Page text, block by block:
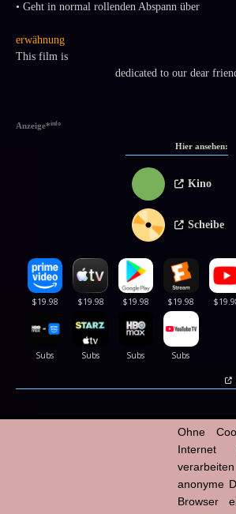
• Geht in normal rollenden Abspann über
erwähnung
This film is
dedicated to our dear
Anzeige*info
Hier ansehen:
Kino
Scheibe
Ohne
Internet
anonyme
Browser